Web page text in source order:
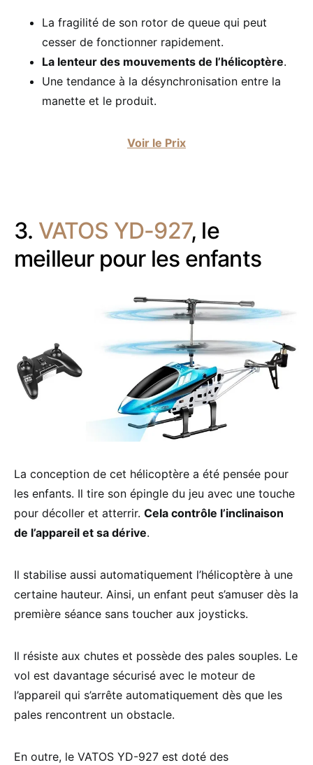
La fragilité de son rotor de queue qui peut
cesser de fonctionner rapidement.
La lenteur des mouvements de l’hélicoptère.
Une tendance à la désynchronisation entre la
manette et le produit.
Voir le Prix
3. VATOS YD-927, le
meilleur pour les enfants
La conception de cet hélicoptère a été pensée pour
les enfants. Il tire son épingle du jeu avec une touche
pour décoller et atterrir. Cela contrôle l’inclinaison
de l’appareil et sa dérive.
Il stabilise aussi automatiquement l’hélicoptère à une
certaine hauteur. Ainsi, un enfant peut s’amuser dès la
première séance sans toucher aux joysticks.
Il résiste aux chutes et possède des pales souples. Le
vol est davantage sécurisé avec le moteur de
l’appareil qui s’arrête automatiquement dès que les
pales rencontrent un obstacle.
En outre, le VATOS YD-927 est doté des